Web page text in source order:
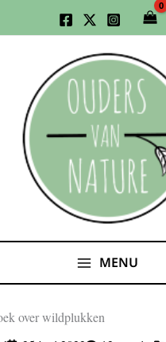
MENU
over wildplukken